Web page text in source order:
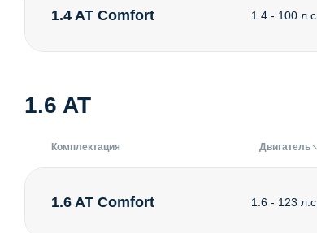
1.4 AT Comfort 1.4 - 100 л.с.
1.6 AT
Комплектация Двигатель
1.6 AT Comfort 1.6 - 123 л.с.